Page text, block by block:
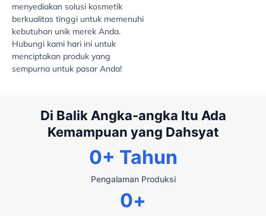
menyediakan solusi kosmetik
berkualitas tinggi untuk memenuhi
kebutuhan unik merek Anda.
Hubungi kami hari ini untuk
menciptakan produk yang
sempurna untuk pasar Anda!
Di Balik Angka-angka Itu Ada
Kemampuan yang Dahsyat
Pengalaman Produksi
0+ Tahun
0+